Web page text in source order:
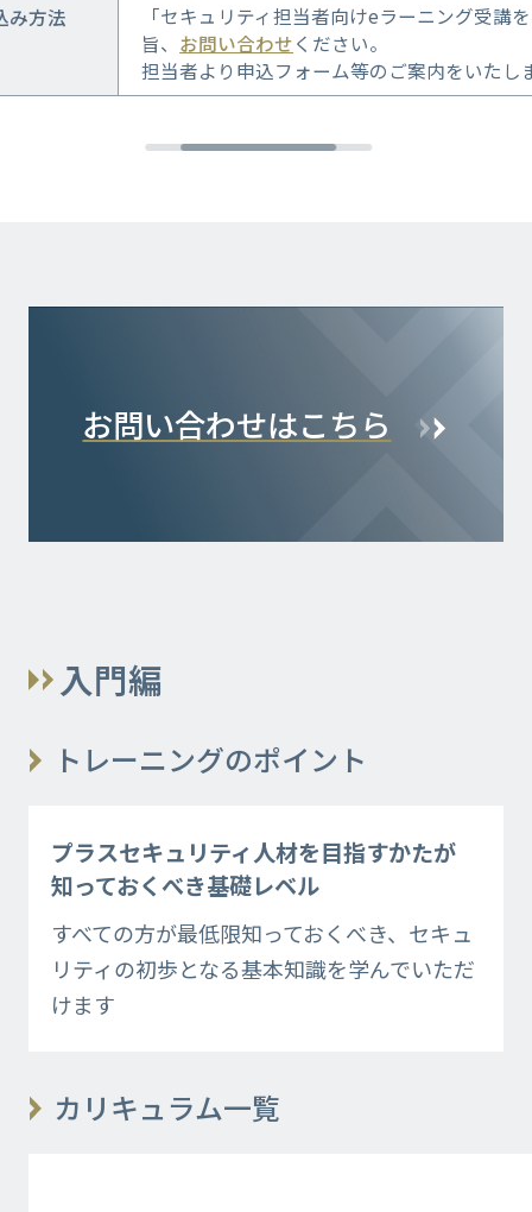
み方法
「セキュリティ担当者向けeラーニング受講
旨、 お問い合わせください。
担当者より申込フォーム等のご案内をいたし
お問い合わせはこちら
入門編
トレーニングのポイント
プラスセキュリティ人材を目指すかたが
知っておくべき基礎レベル
すべての方が最低限知っておくべき、セキュ
リティの初歩となる基本知識を学んでいただ
けます
カリキュラム一覧